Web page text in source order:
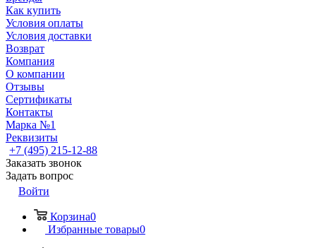
Как купить
Условия оплаты
Условия доставки
Возврат
Компания
О компании
Отзывы
Сертификаты
Контакты
Марка №1
Реквизиты
+7 (495) 215-12-88
Заказать звонок
Задать вопрос
Войти
Корзина0
Избранные товары0